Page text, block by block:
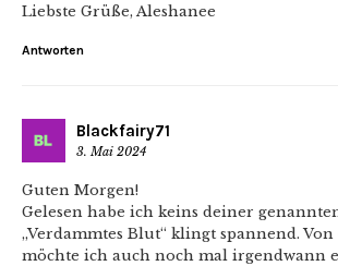
Liebste Grüße, Aleshanee
Antworten
Blackfairy71
3. Mai 2024
Guten Morgen!
Gelesen habe ich keins deiner
„Verdammtes Blut“ klingt spannend.
möchte ich auch noch mal irgendwann